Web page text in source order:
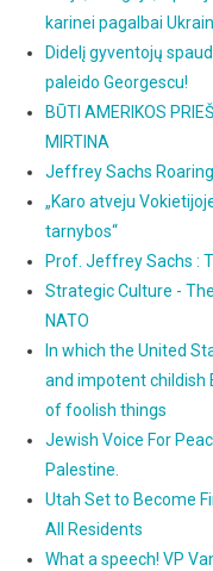
karinei pagalbai
Didelį gyventojų
paleido Georgescu!
BŪTI AMERIKOS
MIRTINA
Jeffrey Sachs
„Karo atveju
tarnybos“
Prof. Jeffrey Sachs :
Strategic Culture -
NATO
In which the United
and impotent childish
of foolish things
Jewish Voice For
Palestine.
Utah Set to Become
All Residents
What a speech! VP